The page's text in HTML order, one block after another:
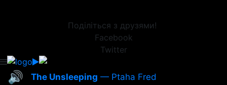
Поділіться з друзями!
Facebook
Twitter
🔊 The Unsleeping — Ptaha Fred